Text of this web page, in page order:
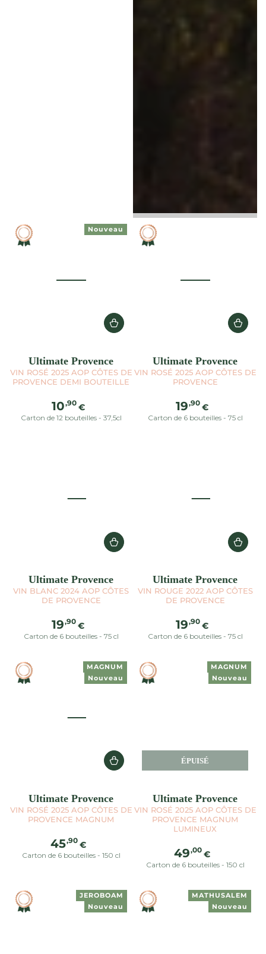
Ultimate Provence
VIN ROSÉ 2025 AOP CÔTES DE
PROVENCE DEMI BOUTEILLE
Prix
normal
10,90 €
Carton de 12 bouteilles - 37,5cl
Nouveau
Ultimate Provence
VIN ROSÉ 2025 AOP CÔTES DE
PROVENCE
Prix
normal
19,90 €
Carton de 6 bouteilles - 75 cl
Ultimate Provence
VIN BLANC 2024 AOP CÔTES
DE PROVENCE
Prix
normal
19,90 €
Carton de 6 bouteilles - 75 cl
Ultimate Provence
VIN ROUGE 2022 AOP CÔTES
DE PROVENCE
Prix
normal
19,90 €
Carton de 6 bouteilles - 75 cl
Ultimate Provence
VIN ROSÉ 2025 AOP CÔTES DE
PROVENCE MAGNUM
Prix
normal
45,90 €
Carton de 6 bouteilles - 150 cl
MAGNUM
Nouveau
Ultimate Provence
VIN ROSÉ 2025 AOP CÔTES DE
PROVENCE MAGNUM
LUMINEUX
Prix
normal
49,00 €
Carton de 6 bouteilles - 150 cl
ÉPUISÉ
MAGNUM
Nouveau
JEROBOAM
Nouveau
MATHUSALEM
Nouveau